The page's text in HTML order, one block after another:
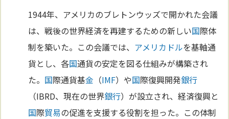
1944年、アメリカのブレトンウッズで開かれた会議
は、戦後の世界経済を再建するための新しい国際体
制を築いた。この会議では、 アメリカドルを基軸通
貨とし、各国通貨の安定を図る仕組みが構築され
た。 国際通貨基金 （IMF）や国際復興開発銀行
（IBRD、現在の世界銀行）が設立され、経済復興と
国際貿易の促進を支援する役割を担った。この体制